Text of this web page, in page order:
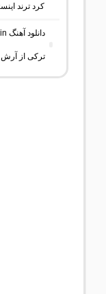
کرد ترند
ترکی از